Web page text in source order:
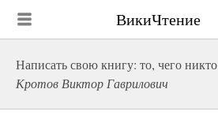
ВикиЧтение
Написать свою книгу: то, чего никто
Кротов Виктор Гаврилович